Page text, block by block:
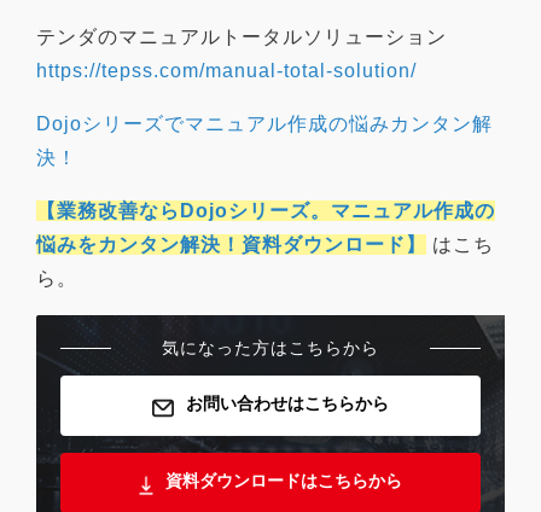
テンダのマニュアルトータルソリューション
https://tepss.com/manual-total-solution/
Dojoシリーズでマニュアル作成の悩みカンタン解
決！
【業務改善ならDojoシリーズ。マニュアル作成の
悩みをカンタン解決！資料ダウンロード】
はこち
ら。
気になった方はこちらから
お問い合わせはこちらから
資料ダウンロードはこちらから